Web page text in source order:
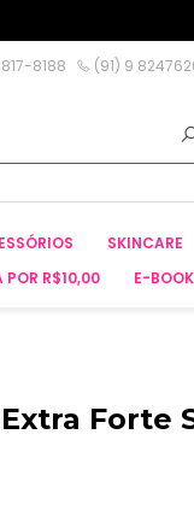
8188 (91) 9
SKINCARE
POR R$10,00 E-
Forte